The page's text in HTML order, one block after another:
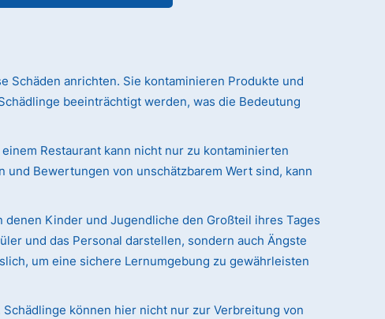
Schäden anrichten. Sie kontaminieren Produkte und
beeinträchtigt werden, was die Bedeutung
Restaurant kann nicht nur zu kontaminierten
Bewertungen von unschätzbarem Wert sind, kann
Kinder und Jugendliche den Großteil ihres Tages
und das Personal darstellen, sondern auch Ängste
um eine sichere Lernumgebung zu gewährleisten
können hier nicht nur zur Verbreitung von